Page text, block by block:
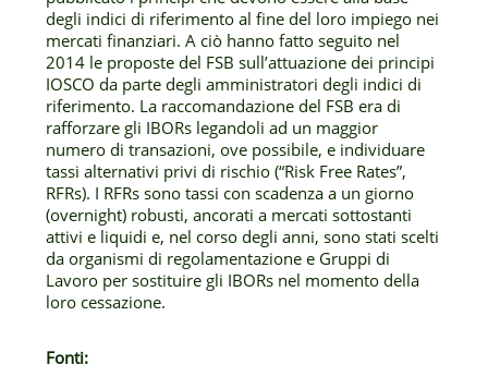
degli indici di riferimento al fine del loro impiego nei
mercati finanziari. A ciò hanno fatto seguito nel
2014 le proposte del FSB sull’attuazione dei principi
IOSCO da parte degli amministratori degli indici di
riferimento. La raccomandazione del FSB era di
rafforzare gli IBORs legandoli ad un maggior
numero di transazioni, ove possibile, e individuare
tassi alternativi privi di rischio (“Risk Free Rates”,
RFRs). I RFRs sono tassi con scadenza a un giorno
(overnight) robusti, ancorati a mercati sottostanti
attivi e liquidi e, nel corso degli anni, sono stati scelti
da organismi di regolamentazione e Gruppi di
Lavoro per sostituire gli IBORs nel momento della
loro cessazione.
Fonti: